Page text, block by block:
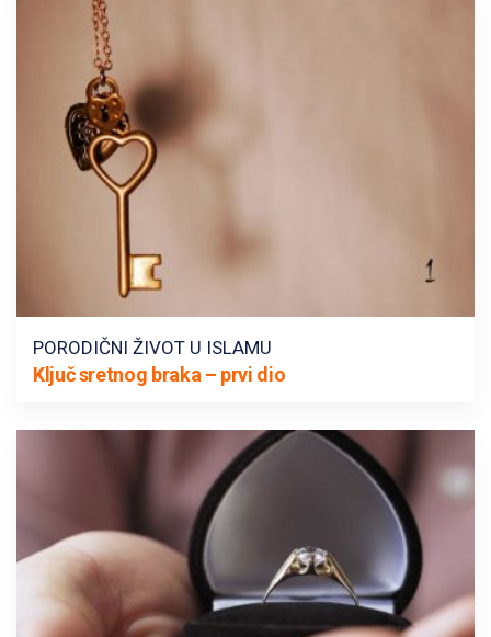
PORODIČNI ŽIVOT U ISLAMU
Ključ sretnog braka – prvi dio